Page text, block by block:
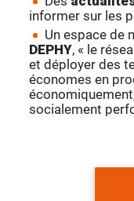
informer sur les
Un espace de
DEPHY, « le
et déployer des
économes en
socialement